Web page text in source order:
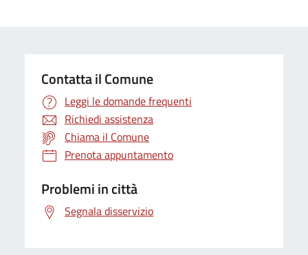
Contatta il Comune
Leggi le domande frequenti
Richiedi assistenza
Chiama il Comune
Prenota appuntamento
Problemi in città
Segnala disservizio